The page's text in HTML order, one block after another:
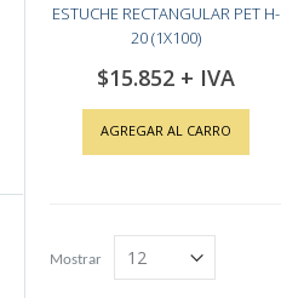
ESTUCHE RECTANGULAR PET H-
20 (1X100)
$15.852
AGREGAR AL CARRO
Mostrar